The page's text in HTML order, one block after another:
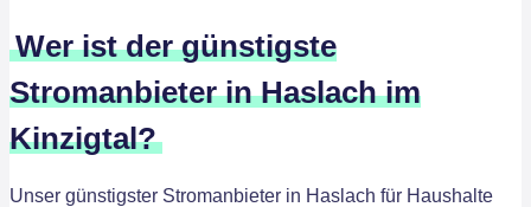
Wer ist der günstigste
Stromanbieter in Haslach im
Kinzigtal?
Unser günstigster Stromanbieter in Haslach für Haushalte